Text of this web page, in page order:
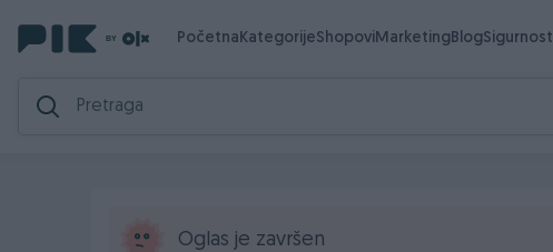
PočetnaKategorijeShopoviMarketingBlogSigurnost
Oglas je završen